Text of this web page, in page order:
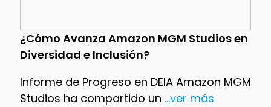
¿Cómo Avanza Amazon MGM Studios en
Diversidad e Inclusión?
Informe de Progreso en DEIA Amazon MGM
Studios ha compartido un ...ver más